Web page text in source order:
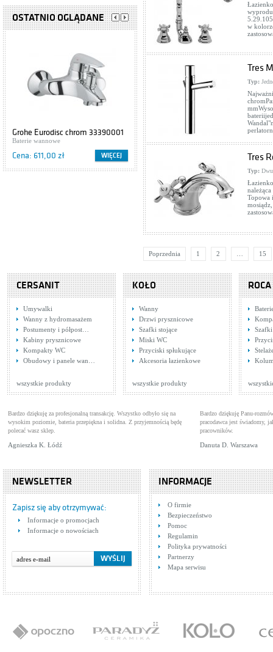
OSTATNIO OGLĄDANE
Grohe Eurodisc chrom 33390001
Baterie wannowe
Cena: 611,00 zł WIĘCEJ
Cersanit IBIZA S504-009
WIĘCEJ
w
Tres
Typ:
Tres
Typ:
Topowa
Poprzednia 1 2 15
CERSANIT
Umywalki
Wanny z hydromasażem
Postumenty i półpost…
Kabiny prysznicowe
Kompakty WC
Obudowy i panele wan…
wszystkie produkty
KOŁO
Wanny
Drzwi prysznicowe
Szafki stojące
Miski WC
Przyciski spłukujące
Akcesoria łazienkowe
wszystkie produkty
ROCA
Szafki
Bardzo dziękuję za profesjonalną transakcję. Wszystko odbyło się na
wysokim poziomie, bateria przepiękna i solidna. Z przyjemnością będę
polecać wasz sklep.
Agnieszka K. Łódź
Bardzo dziękuję Panu-
pracodawca jest świadomy,
pracowników.
Danuta D. Warszawa
NEWSLETTER
Zapisz się aby otrzymywać:
Informacje o promocjach
Informacje o nowościach
INFORMACJE
O firmie
Bezpieczeństwo
Pomoc
Regulamin
Polityka prywatności
Partnerzy
Mapa serwisu